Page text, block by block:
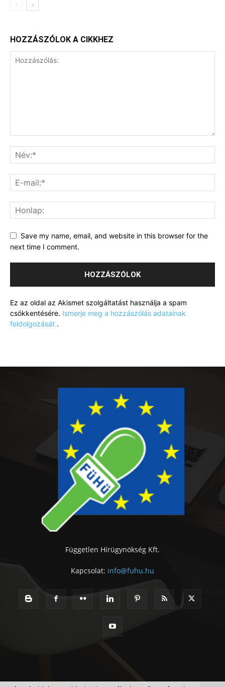
HOZZÁSZÓLOK A CIKKHEZ
Save my name, email, and website in this browser for the
next time I comment.
Ez az oldal az Akismet szolgáltatást használja a spam
csökkentésére. Ismerje meg a hozzászólás adatainak
feldolgozását .
Független Hírügynökség Kft.
Kapcsolat: info@fuhu.hu